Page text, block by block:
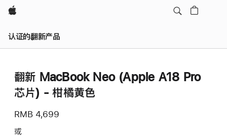
Apple
认证的翻新产品
翻新 MacBook Neo (Apple A18 Pro
芯片) - 柑橘黄色
RMB 4,699
或